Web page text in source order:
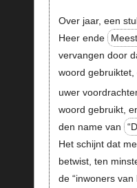
Over jaar, een
Heer ende
vervangen door
woord
uwer
woord gebruikt,
den name van
Het schijnt dat
betwist, ten
de “inwoners